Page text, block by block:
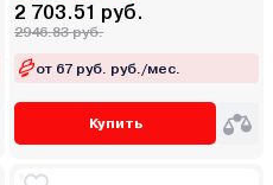
2 703.51 руб.
2946.83 руб.
от 67 руб. руб./мес.
Купить